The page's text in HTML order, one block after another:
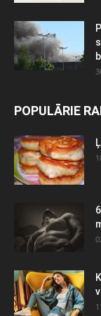
POPULĀRIE